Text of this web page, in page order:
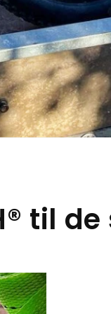
til